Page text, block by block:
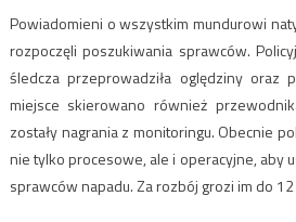
Powiadomieni o wszystkim mundurowi
rozpoczęli poszukiwania sprawców.
śledcza przeprowadziła oględziny oraz
miejsce skierowano również
zostały nagrania z monitoringu. Obecnie
nie tylko procesowe, ale i operacyjne, aby
sprawców napadu. Za rozbój grozi im do